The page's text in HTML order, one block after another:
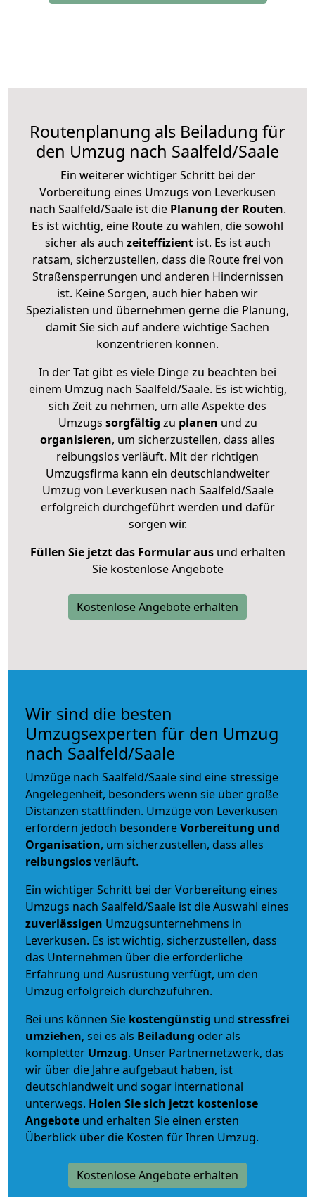
Routenplanung als Beiladung für
den Umzug nach Saalfeld/Saale
Ein weiterer wichtiger Schritt bei der
Vorbereitung eines Umzugs von Leverkusen
nach Saalfeld/Saale ist diePlanung der Routen.
Es ist wichtig, eine Route zu wählen, die sowohl
sicher als auch zeiteffizientist. Es ist auch
ratsam, sicherzustellen, dass die Route frei von
Straßensperrungen und anderen Hindernissen
ist. Keine Sorgen, auch hier haben wir
Spezialisten und übernehmen gerne die Planung,
damit Sie sich auf andere wichtige Sachen
konzentrieren können.
In der Tat gibt es viele Dinge zu beachten bei
einem Umzug nach Saalfeld/Saale. Es ist wichtig,
sich Zeit zu nehmen, um alle Aspekte des
Umzugs sorgfältig zu planen und zu
organisieren, um sicherzustellen, dass alles
reibungslos verläuft. Mit der richtigen
Umzugsfirma kann ein deutschlandweiter
Umzug von Leverkusen nach Saalfeld/Saale
erfolgreich durchgeführt werden und dafür
sorgen wir.
Füllen Sie jetzt das Formular ausund erhalten
Sie kostenlose Angebote
Kostenlose Angebote erhalten
Wir sind die besten
Umzugsexperten für den Umzug
nach Saalfeld/Saale
Umzüge nach Saalfeld/Saale sind eine stressige
Angelegenheit, besonders wenn sie über große
Distanzen stattfinden. Umzüge von Leverkusen
erfordern jedoch besondereVorbereitung und
Organisation, um sicherzustellen, dass alles
reibungslosverläuft.
Ein wichtiger Schritt bei der Vorbereitung eines
Umzugs nach Saalfeld/Saale ist die Auswahl eines
zuverlässigen Umzugsunternehmens in
Leverkusen. Es ist wichtig, sicherzustellen, dass
das Unternehmen über die erforderliche
Erfahrung und Ausrüstung verfügt, um den
Umzug erfolgreich durchzuführen.
Bei uns können Sie kostengünstig und stressfrei
umziehen, sei es als Beiladung oder als
kompletter Umzug. Unser Partnernetzwerk, das
wir über die Jahre aufgebaut haben, ist
deutschlandweit und sogar international
unterwegs. Holen Sie sich jetzt kostenlose
Angebote und erhalten Sie einen ersten
Überblick über die Kosten für Ihren Umzug.
Kostenlose Angebote erhalten